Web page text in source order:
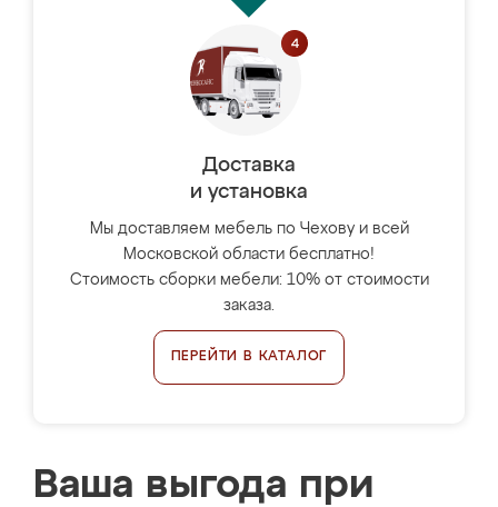
Доставка
и установка
Мы доставляем мебель по Чехову и всей
Московской области бесплатно!
Стоимость сборки мебели: 10% от стоимости
заказа.
ПЕРЕЙТИ В КАТАЛОГ
Ваша выгода при